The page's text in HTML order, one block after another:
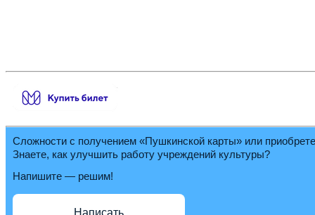
Сложности с получением «Пушкинской карты» или
Знаете, как улучшить работу учреждений культуры?
Напишите — решим!
Написать